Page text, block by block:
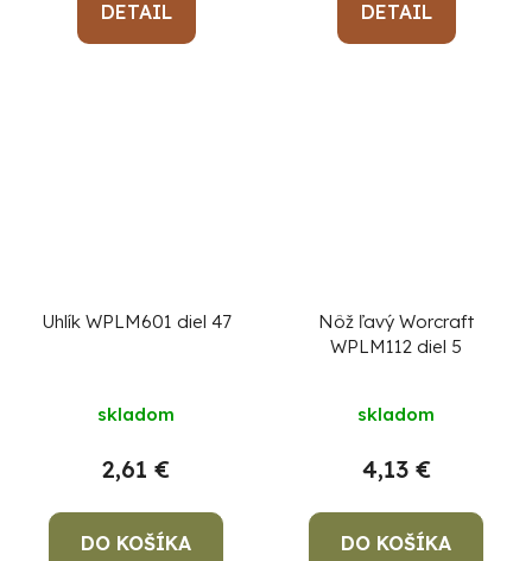
DETAIL DETAIL
Uhlík WPLM601 diel 47
skladom
2,61 €
DO KOŠÍKA
Nôž ľavý Worcraft
WPLM112 diel 5
skladom
4,13 €
DO KOŠÍKA